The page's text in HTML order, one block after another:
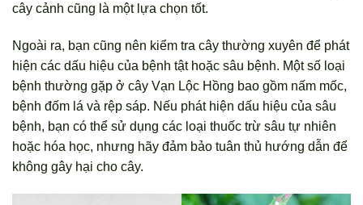
cây cảnh cũng là một lựa chọn tốt.
Ngoài ra, bạn cũng nên kiểm tra cây thường xuyên để phát
hiện các dấu hiệu của bệnh tật hoặc sâu bệnh. Một số loại
bệnh thường gặp ở cây Vạn Lộc Hồng bao gồm nấm mốc,
bệnh đốm lá và rệp sáp. Nếu phát hiện dấu hiệu của sâu
bệnh, bạn có thể sử dụng các loại thuốc trừ sâu tự nhiên
hoặc hóa học, nhưng hãy đảm bảo tuân thủ hướng dẫn để
không gây hại cho cây.